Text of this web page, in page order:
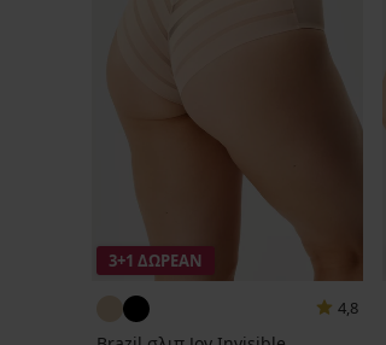
3+1 ΔΩΡΕΑΝ
4,8